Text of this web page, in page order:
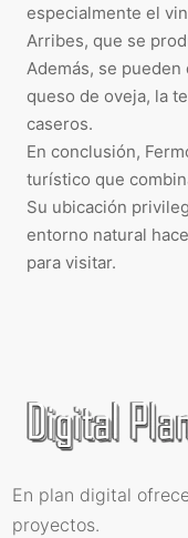
especialmente el
Arribes, que se
Además, se
queso de oveja, la
caseros.
En conclusión,
turístico que
Su ubicación
entorno natural
para visitar.
En plan digital
proyectos.